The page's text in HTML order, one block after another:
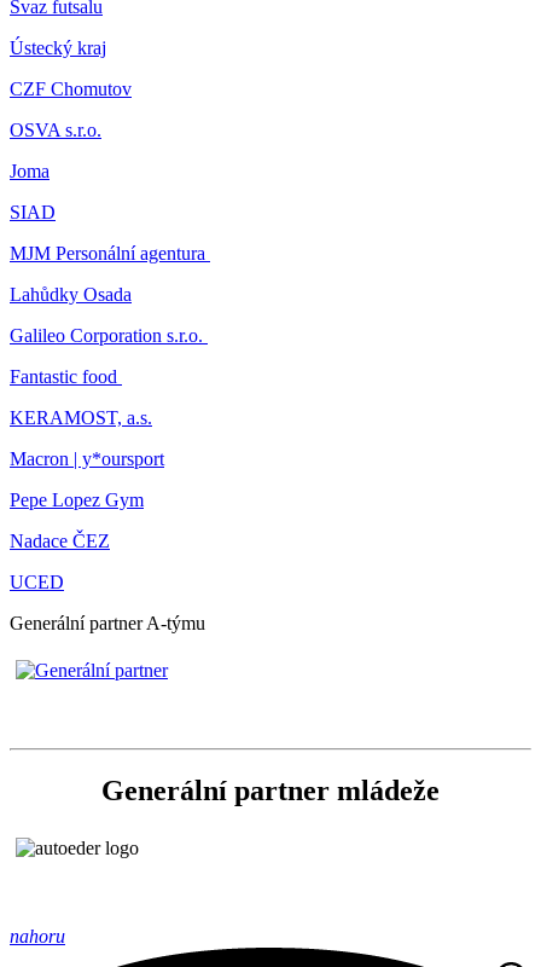
Svaz futsalu
Ústecký kraj
CZF Chomutov
OSVA s.r.o.
Joma
SIAD
MJM Personální agentura
Lahůdky Osada
Galileo Corporation s.r.o.
Fantastic food
KERAMOST, a.s.
Macron | y*oursport
Pepe Lopez Gym
Nadace ČEZ
UCED
Generální partner A-týmu
Generální partner mládeže
nahoru